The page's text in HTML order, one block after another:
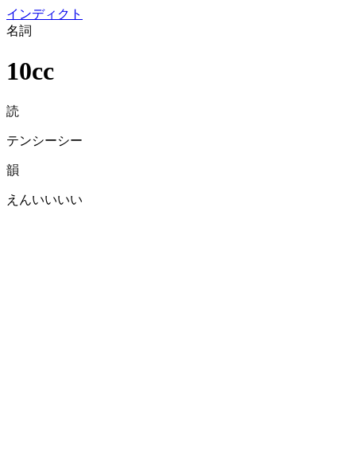
インディクト
名詞
10cc
読
テンシーシー
韻
えんいいいい